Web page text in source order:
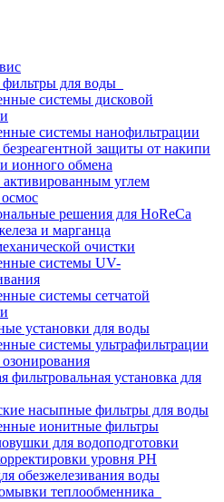
для воды
системы дисковой
системы нанофильтрации
защиты от накипи
ионного обмена
углем
решения для HoReCa
и марганца
очистки
системы UV-
системы сетчатой
установки для воды
системы ультрафильтрации
фильтровальная установка для
насыпные фильтры для воды
ионитные фильтры
для водоподготовки
уровня PH
обезжелезивания воды
теплообменника